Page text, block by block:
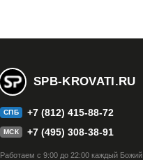
SPB-KROVATI.RU
СПБ +7 (812) 415-88-72
МСК +7 (495) 308-38-91
Работаем с 9:00 до 22:00 каждый Божий